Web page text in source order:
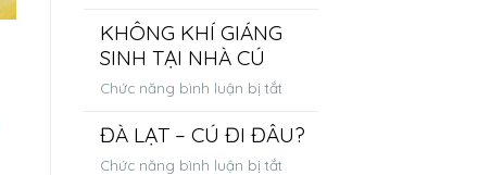
CẢ
CHO
BÁO
HOÀN
&
HỖ
KHÔNG KHÍ GIÁNG
SINH TẠI NHÀ CÚ
Chức năng bình luận bị tắtở
KHÍ
ĐÀ LẠT – CÚ ĐI ĐÂU?
Chức năng bình luận bị tắtở